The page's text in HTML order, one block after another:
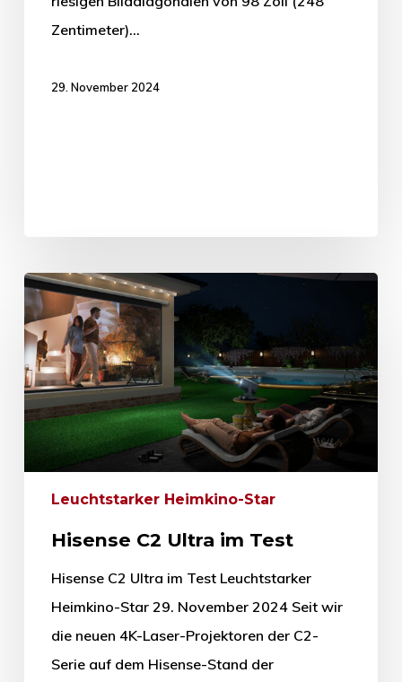
Zentimeter)…
29. November 2024
Leuchtstarker Heimkino-Star
Hisense C2 Ultra im Test
Hisense C2 Ultra im Test Leuchtstarker
Heimkino-Star 29. November 2024 Seit wir
die neuen 4K-Laser-Projektoren der C2-
Serie auf dem Hisense-Stand der